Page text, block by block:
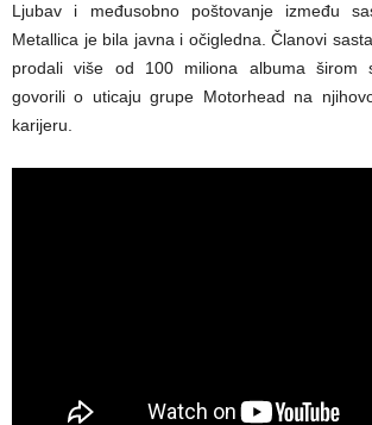
Ljubav i međusobno poštovanje između
Metallica je bila javna i očigledna. Članovi
prodali više od 100 miliona albuma širom
govorili o uticaju grupe Motorhead na
karijeru.